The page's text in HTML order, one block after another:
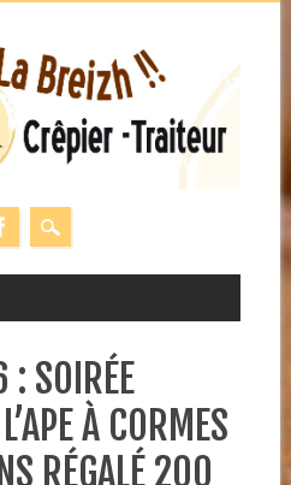
SOIRÉE
À CORMES
RÉGALÉ 200